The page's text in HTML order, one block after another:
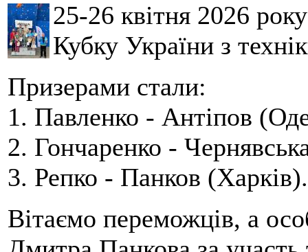
25-26 квітня 2026
Кубку України з
Призерами стали:
1. Павленко - Антіпов
2. Гончаренко -
3. Репко - Панков (Харків).
Вітаємо переможців, а